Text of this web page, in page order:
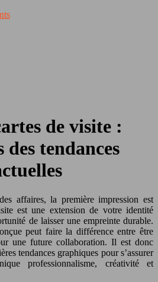
de visite :
tendances
affaires, la première impression est
est une extension de votre identité
de laisser une empreinte durable.
peut faire la différence entre être
une future collaboration. Il est donc
tendances graphiques pour s’assurer
professionnalisme, créativité et